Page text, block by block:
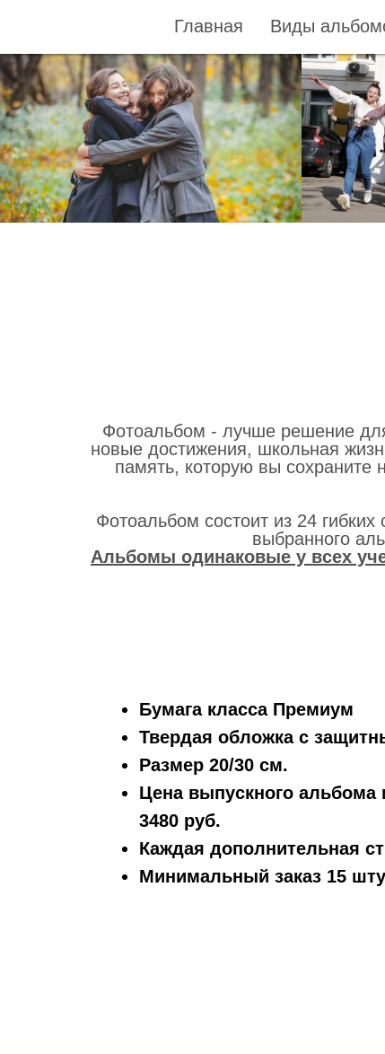
Главная Виды
Фотоальбом - лучше решение
новые достижения, школьная
память, которую вы
Фотоальбом состоит из 24
выбранного
Альбомы одинаковые у всех
Бумага класса Премиум
Твердая обложка с
Размер 20/30 см.
Цена выпускного альбома
3480 руб.
Каждая дополнительная
Минимальный заказ 15